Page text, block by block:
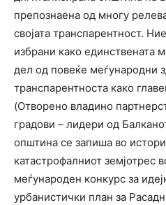
препознаена од многу
својата транспарентност.
избрани како единствената
дел од повеќе меѓународни
транспарентноста како
(Отворено владино
градови – лидери од
општина се запиша во
катастрофалниот земјотрес
меѓународен конкурс за
урбанистички план за